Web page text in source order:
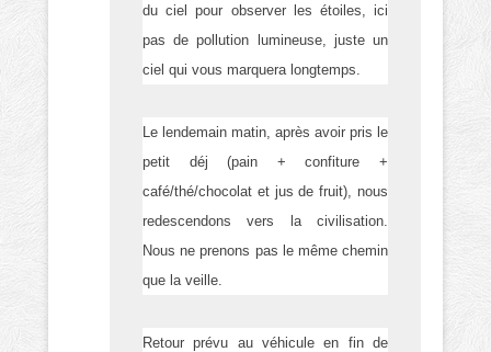
du ciel pour observer les étoiles, ici
pas de pollution lumineuse, juste un
ciel qui vous marquera longtemps.
Le lendemain matin, après avoir pris le
petit déj (pain + confiture +
café/thé/chocolat et jus de fruit), nous
redescendons vers la civilisation.
Nous ne prenons pas le même chemin
que la veille.
Retour prévu au véhicule en fin de